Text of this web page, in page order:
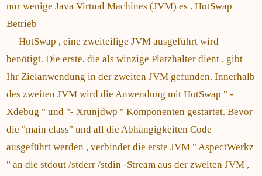
nur wenige Java Virtual Machines (JVM) es . HotSwap
Betrieb
HotSwap , eine zweiteilige JVM ausgeführt wird
benötigt. Die erste, die als winzige Platzhalter dient , gibt
Ihr Zielanwendung in der zweiten JVM gefunden. Innerhalb
des zweiten JVM wird die Anwendung mit HotSwap " -
Xdebug " und "- Xrunjdwp " Komponenten gestartet. Bevor
die "main class" und all die Abhängigkeiten Code
ausgeführt werden , verbindet die erste JVM " AspectWerkz
" an die stdout /stderr /stdin -Stream aus der zweiten JVM ,